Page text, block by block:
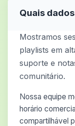
Quais
Mostramos
playlists em
suporte e
comunitário.
Nossa equipe
horário
compartilhável